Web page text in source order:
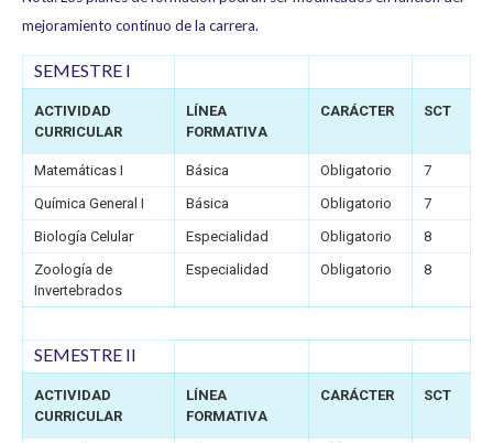
mejoramiento contínuo de la carrera.
SEMESTRE I
ACTIVIDAD
CURRICULAR
LÍNEA
FORMATIVA
CARÁCTER SCT
Matemáticas I Básica Obligatorio
7
Química General I
Básica Obligatorio
7
Biología Celular
Especialidad Obligatorio
8
Zoología de
Invertebrados
Especialidad Obligatorio 8
SEMESTRE II
ACTIVIDAD
CURRICULAR
LÍNEA
FORMATIVA
CARÁCTER SCT